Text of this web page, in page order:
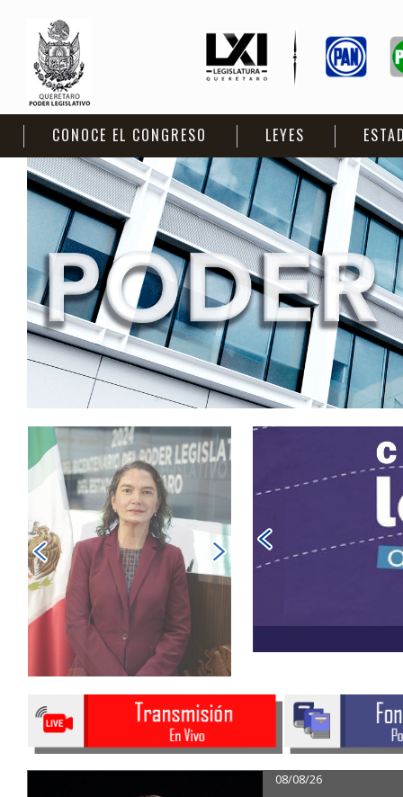
CONOCE EL CONGRESO LEYES
08/08/26